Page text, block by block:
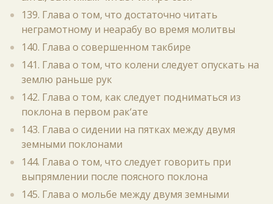
139. Глава о том, что достаточно читать
неграмотному и неарабу во время молитвы
140. Глава о совершенном такбире
141. Глава о том, что колени следует опускать на
землю раньше рук
142. Глава о том, как следует подниматься из
поклона в первом рак‘ате
143. Глава о сидении на пятках между двумя
земными поклонами
144. Глава о том, что следует говорить при
выпрямлении после поясного поклона
145. Глава о мольбе между двумя земными